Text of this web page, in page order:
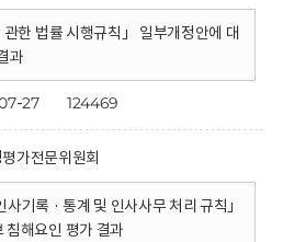
관한 법률 시행규칙」 일부개정안에 대
과
27 124469
가전문위원회
사기록 · 통계 및 인사사무 처리 규칙」
침해요인 평가 결과